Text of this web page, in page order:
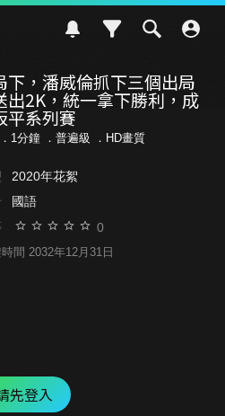
下，潘威倫抓下三個出局
出2K，統一拿下勝利，成
平系列賽
1分鐘 ． 普遍級 ．HD畫質
2020年花絮
國語
0
間 2032年12月31日
先登入